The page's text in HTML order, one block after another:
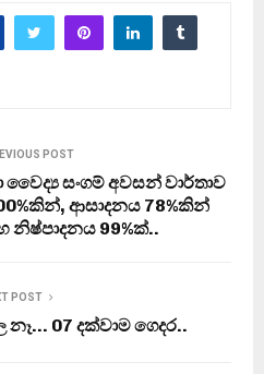
POST
වෛද්‍ය සංගම් අවසන් වාර්තාව
ආසාදනය 78%කින්
නිෂ්පාදනය 99%ක්..
POST
07 දක්වාම ගෙදර..